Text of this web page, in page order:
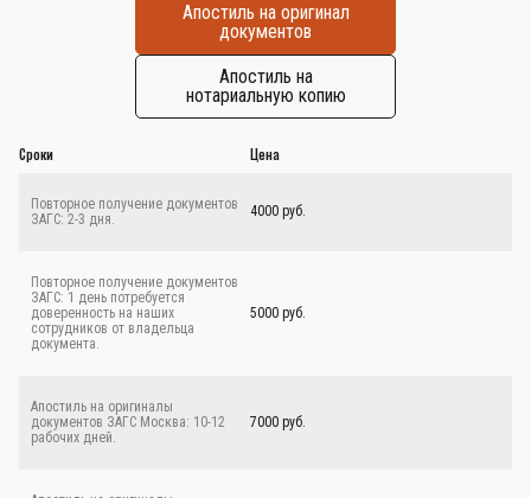
Апостиль на оригинал
документов
Апостиль на
нотариальную копию
Сроки Цена
Повторное получение документов
ЗАГС: 2-3 дня.
4000 руб.
Повторное получение документов
ЗАГС: 1 день потребуется
доверенность на наших
сотрудников от владельца
документа.
5000 руб.
Апостиль на оригиналы
документов ЗАГС Москва: 10-12
рабочих дней.
7000 руб.